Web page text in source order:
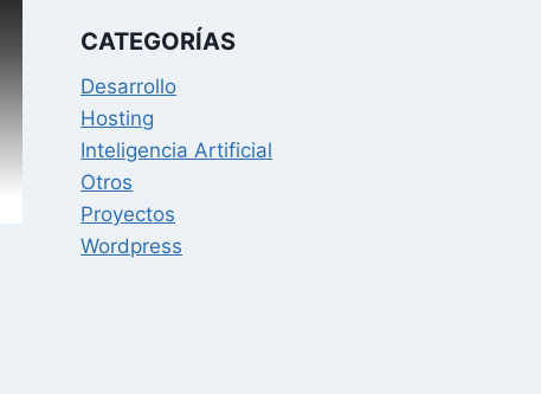
CATEGORÍAS
Desarrollo
Hosting
Inteligencia Artificial
Otros
Proyectos
Wordpress